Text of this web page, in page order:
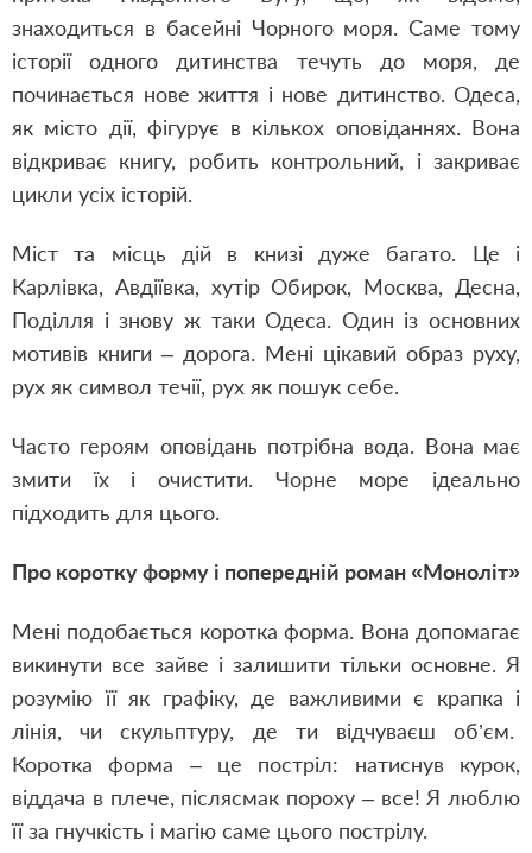
знаходиться в басейні Чорного моря. Саме тому
історії одного дитинства течуть до моря, де
починається нове життя і нове дитинство. Одеса,
як місто дії, фігурує в кількох оповіданнях. Вона
відкриває книгу, робить контрольний, і закриває
цикли усіх історій.
Міст та місць дій в книзі дуже багато. Це і
Карлівка, Авдіївка, хутір Обирок, Москва, Десна,
Поділля і знову ж таки Одеса. Один із основних
мотивів книги – дорога. Мені цікавий образ руху,
рух як символ течії, рух як пошук себе.
Часто героям оповідань потрібна вода. Вона має
змити їх і очистити. Чорне море ідеально
підходить для цього.
Про коротку форму і попередній роман «Моноліт»
Мені подобається коротка форма. Вона допомагає
викинути все зайве і залишити тільки основне. Я
розумію її як графіку, де важливими є крапка і
лінія, чи скульптуру, де ти відчуваєш об’єм.
Коротка форма – це постріл: натиснув курок,
віддача в плече, післясмак пороху – все! Я люблю
її за гнучкість і магію саме цього пострілу.